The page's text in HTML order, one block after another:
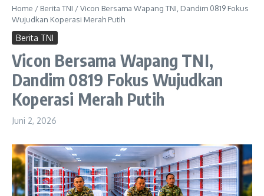
Home / Berita TNI /Vicon Bersama Wapang TNI, Dandim 0819 Fokus
Wujudkan Koperasi Merah Putih
Berita TNI
Vicon Bersama Wapang TNI,
Dandim 0819 Fokus Wujudkan
Koperasi Merah Putih
Juni 2, 2026